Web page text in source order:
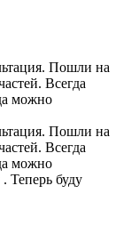
Пошли на
Всегда
можно
Пошли на
Всегда
можно
Теперь буду